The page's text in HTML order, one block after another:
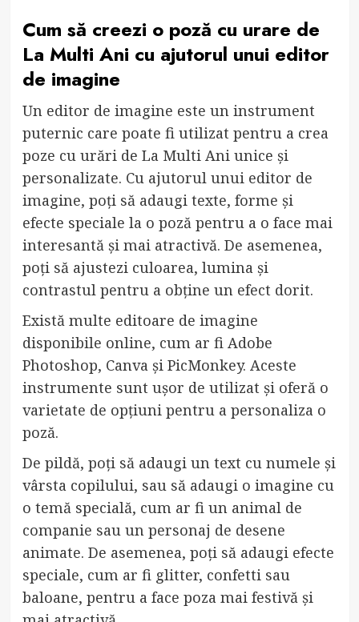
Cum să creezi o poză cu urare de
La Multi Ani cu ajutorul unui editor
de imagine
Un editor de imagine este un instrument
puternic care poate fi utilizat pentru a crea
poze cu urări de La Multi Ani unice și
personalizate. Cu ajutorul unui editor de
imagine, poți să adaugi texte, forme și
efecte speciale la o poză pentru a o face mai
interesantă și mai atractivă. De asemenea,
poți să ajustezi culoarea, lumina și
contrastul pentru a obține un efect dorit.
Există multe editoare de imagine
disponibile online, cum ar fi Adobe
Photoshop, Canva și PicMonkey. Aceste
instrumente sunt ușor de utilizat și oferă o
varietate de opțiuni pentru a personaliza o
poză.
De pildă, poți să adaugi un text cu numele și
vârsta copilului, sau să adaugi o imagine cu
o temă specială, cum ar fi un animal de
companie sau un personaj de desene
animate. De asemenea, poți să adaugi efecte
speciale, cum ar fi glitter, confetti sau
baloane, pentru a face poza mai festivă și